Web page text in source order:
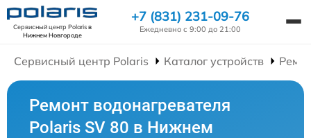
Сервисный центр Polarisв
Нижнем Новгороде
+7 (831) 231-09-76
Ежедневно с 9:00 до 21:00
Сервисный центр Polaris Каталог устройств
Ремонт водонагревателя
Polaris SV 80 в Нижнем